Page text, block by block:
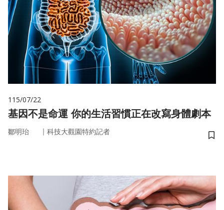
115/07/22
基因不是命運 你的生活習慣正在改寫身體劇本
鄒明珆 ｜ 科技大觀園特約記者
儲